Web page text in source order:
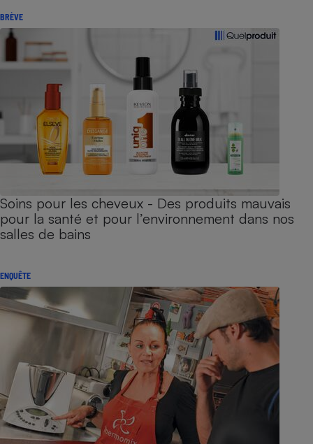
BRÈVE
Soins pour les cheveux - Des produits mauvais
pour la santé et pour l’environnement dans nos
salles de bains
ENQUÊTE